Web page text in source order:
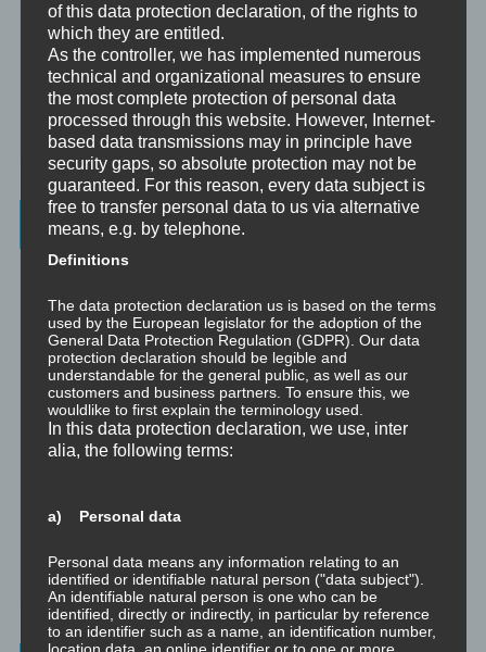
☞ Ablauf einer Beratung
☞ Vertraulichkeitserklärung
☞ Grundlagen für persönliche Entwicklung
☞ Was kostet es?
Wichtigste Seiten - minimedi.online
⇒ GrundlagenHier gibt es die grundlegenden Wissenseinheiten
⇒ Meditationen für TransformationHier gibt es Meditationen, die
die manchmal nötige Transformation für Entwicklung und Wachstum
anstoßen.
⇒ Emotionale KompetenzHier gibt es Meditationen, um die eigene
emotionale Kompetenz zu entwickeln.
Konzepten der Transformation, der persönlichen Entwicklung und
des spirituellen Wachstums.
of this data protection declaration, of the rights to
which they are entitled.
As the controller, we has implemented numerous
technical and organizational measures to ensure
the most complete protection of personal data
processed through this website. However, Internet-
based data transmissions may in principle have
security gaps, so absolute protection may not be
guaranteed. For this reason, every data subject is
free to transfer personal data to us via alternative
means, e.g. by telephone.
Definitions
The data protection declaration us is based on the terms
used by the European legislator for the adoption of the
General Data Protection Regulation (GDPR). Our data
protection declaration should be legible and
understandable for the general public, as well as our
customers and business partners. To ensure this, we
wouldlike to first explain the terminology used.
In this data protection declaration, we use, inter
alia, the following terms:
a) Personal data
Personal data means any information relating to an
identified or identifiable natural person ("data subject").
An identifiable natural person is one who can be
identified, directly or indirectly, in particular by reference
to an identifier such as a name, an identification number,
location data, an online identifier or to one or more